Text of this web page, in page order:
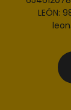
LEÓN: